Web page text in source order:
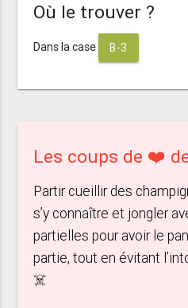
Où le trouver ?
Dans la case B-3
Les coups de ❤️
Partir cueillir des
s’y connaître et jongler
partielles pour avoir le
partie, tout en évitant
☠️